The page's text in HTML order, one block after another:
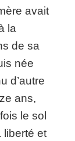
avait
la
de sa
née
d’autre
ans,
le sol
liberté et